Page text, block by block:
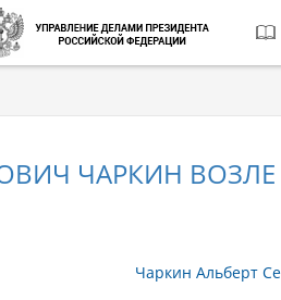
ЧАРКИН
Чаркин Альберт